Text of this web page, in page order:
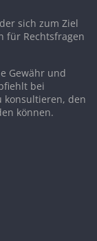
sich zum Ziel
für Rechtsfragen
Gewähr und
bei
konsultieren, den
können.